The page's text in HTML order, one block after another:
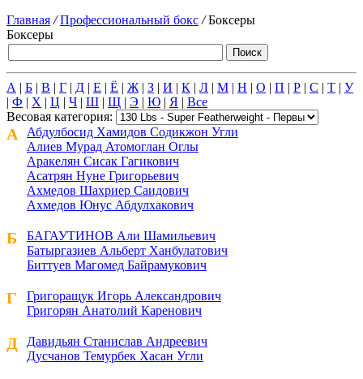
Главная / Профессиональный бокс /Боксеры
Боксеры
А | Б | В | Г | Д | Е | Ё | Ж | З | И | К | Л | М | Н | О | П | Р | С | Т | У
| Ф | Х | Ц | Ч | Ш | Щ | Э | Ю | Я | Все
Весовая категория:
А
Абдулбосид Хамидов Содикжон Угли
Алиев Мурад Атомоглан Оглы
Аракелян Сисак Гагикович
Асатрян Нуне Григорьевич
Ахмедов Шахриер Саидович
Ахмедов Юнус Абдулхакович
Б
БАГАУТИНОВ Али Шамильевич
Батыргазиев Альберт Ханбулатович
Биттуев Магомед Байрамукович
Г
Григоращук Игорь Александрович
Григорян Анатолий Каренович
Д
Давидьян Станислав Андреевич
Дусчанов Темурбек Хасан Угли